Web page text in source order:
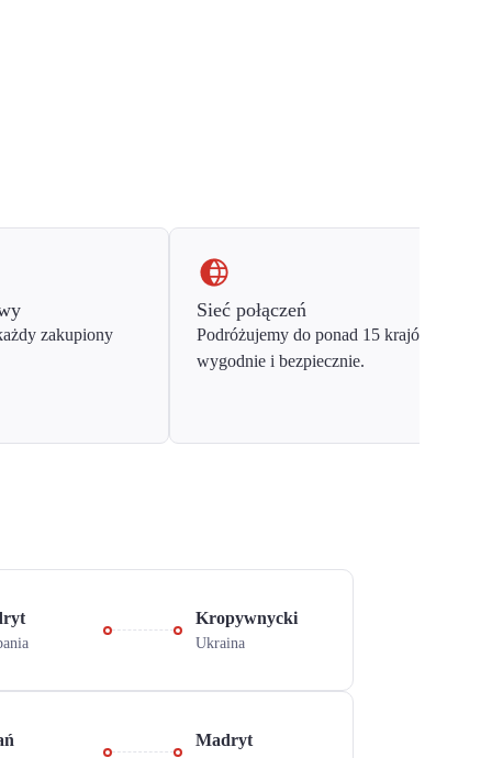
zakupiony
Sieć połączeń
Podróżujemy do ponad 15 krajów Europy
wygodnie i bezpiecznie.
Kropywnycki
Ukraina
Madryt